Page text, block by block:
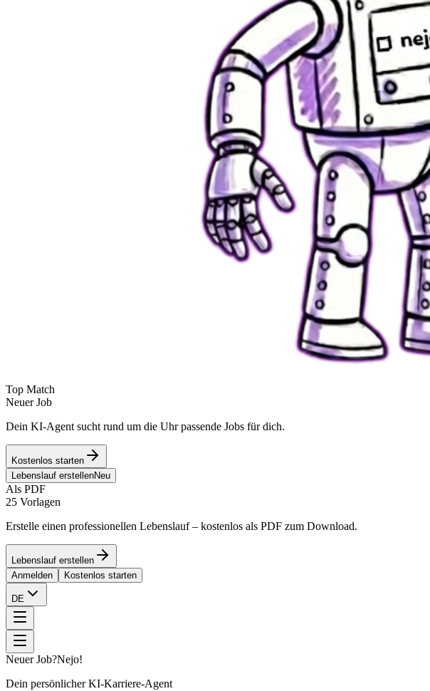
Top Match
Neuer Job
Dein KI-Agent sucht rund um die Uhr passende Jobs für dich.
Kostenlos starten
Lebenslauf erstellenNeu
Als PDF
25 Vorlagen
Erstelle einen professionellen Lebenslauf – kostenlos als PDF zum Download.
Lebenslauf erstellen
Anmelden
Kostenlos starten
DE
Neuer Job?Nejo!
Dein persönlicher KI-Karriere-Agent